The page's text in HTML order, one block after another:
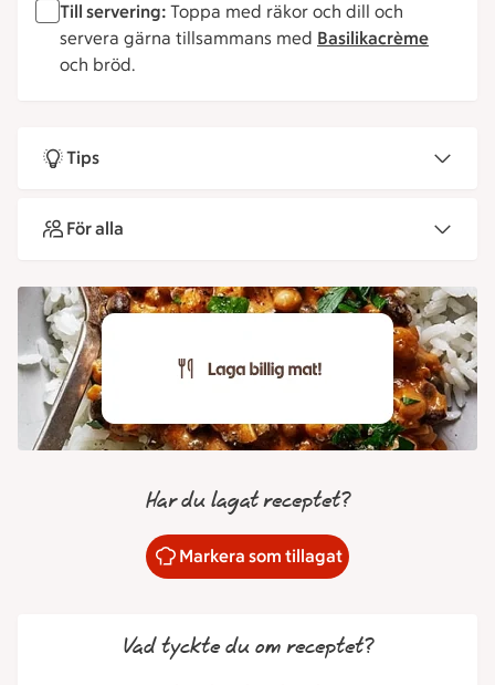
Till servering: Toppa med räkor och dill och
servera gärna tillsammans med Basilikacrème
och bröd.
Tips
För alla
Har du lagat receptet?
Markera som tillagat
Vad tyckte du om receptet?